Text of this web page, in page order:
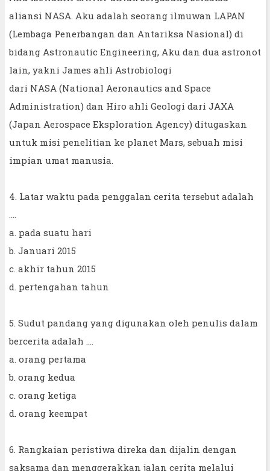
aliansi NASA. Aku adalah seorang ilmuwan LAPAN
(Lembaga Penerbangan dan Antariksa Nasional) di
bidang Astronautic Engineering, Aku dan dua astronot
lain, yakni James ahli Astrobiologi
dari NASA (National Aeronautics and Space
Administration) dan Hiro ahli Geologi dari JAXA
(Japan Aerospace Eksploration Agency) ditugaskan
untuk misi penelitian ke planet Mars, sebuah misi
impian umat manusia.
4. Latar waktu pada penggalan cerita tersebut adalah
....
a. pada suatu hari
b. Januari 2015
c. akhir tahun 2015
d. pertengahan tahun
5. Sudut pandang yang digunakan oleh penulis dalam
bercerita adalah ....
a. orang pertama
b. orang kedua
c. orang ketiga
d. orang keempat
6. Rangkaian peristiwa direka dan dijalin dengan
saksama dan menggerakkan jalan cerita melalui